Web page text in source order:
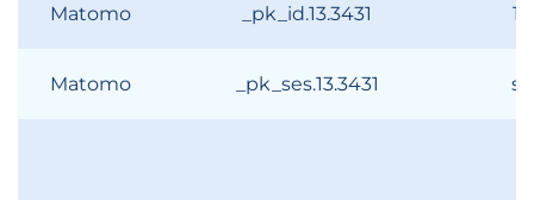
Matomo _pk_id.13.3431
Matomo _pk_ses.13.3431